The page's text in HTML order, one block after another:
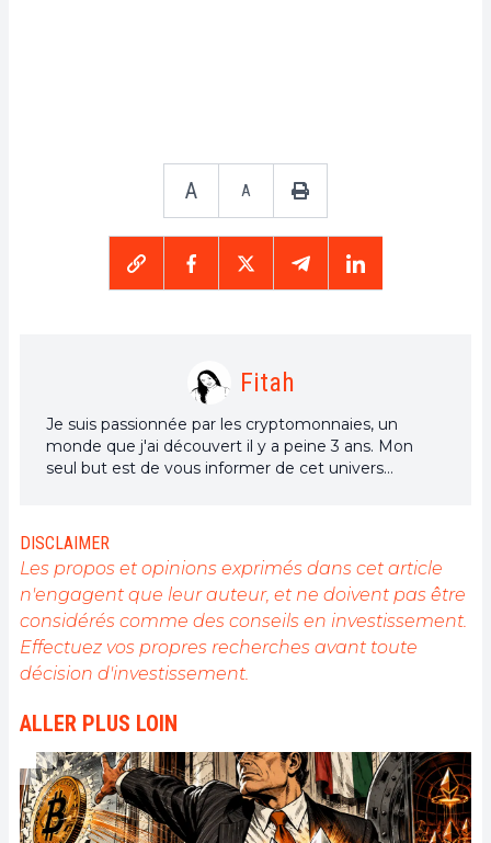
A A
Fitah
Je suis passionnée par les cryptomonnaies, un
monde que j'ai découvert il y a peine 3 ans. Mon
seul but est de vous informer de cet univers
DISCLAIMER
Les propos et opinions exprimés dans cet article
n'engagent que leur auteur, et ne doivent pas être
considérés comme des conseils en investissement.
Effectuez vos propres recherches avant toute
décision d'investissement.
ALLER PLUS LOIN